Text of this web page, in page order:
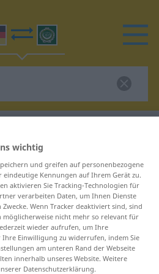
Übersetzung für
Übersetzung
wichtig
und greifen auf personenbezogene
eindeutige Kennungen auf Ihrem Gerät zu.
aktivieren Sie Tracking-Technologien für
verarbeiten Daten, um Ihnen Dienste
Wenn Tracker deaktiviert sind, sind
möglicherweise nicht mehr so relevant für
wieder aufrufen, um Ihre
Einwilligung zu widerrufen, indem Sie
am unteren Rand der Webseite
innerhalb unseres Website. Weitere
Datenschutzerklärung.